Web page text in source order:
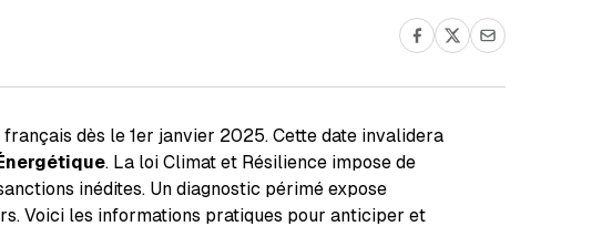
dès le 1er janvier 2025. Cette date invalidera
. La loi Climat et Résilience impose de
inédites. Un diagnostic périmé expose
Voici les informations pratiques pour anticiper et